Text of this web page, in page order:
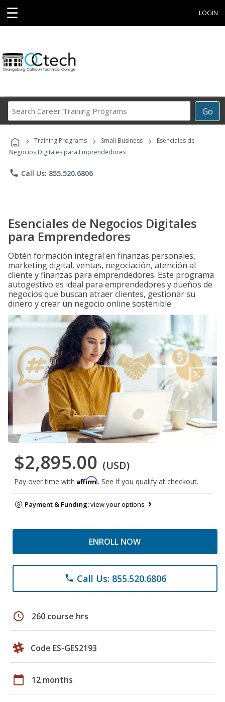
☰ LOGIN
Go
Career
Programs
› Training Programs › Small Business ›
Esenciales de
Negocios Digitales para Emprendedores
phone Call Us: 855.520.6806
Esenciales de Negocios Digitales
para Emprendedores
Obtén formación integral en finanzas personales,
marketing digital, ventas, negociación, atención al
cliente y finanzas para emprendedores. Este programa
autogestivo es ideal para emprendedores y dueños de
negocios que buscan atraer clientes, gestionar su
dinero y crear un negocio online sostenible.
$2,895.00 (USD)
Pay over time with Affirm. See if you qualify at checkout.
Payment & Funding:view your options
ENROLL NOW
phone Call Us: 855.520.6806
schedule 260 course hrs
Code ES-GES2193
calendar_today 12 months